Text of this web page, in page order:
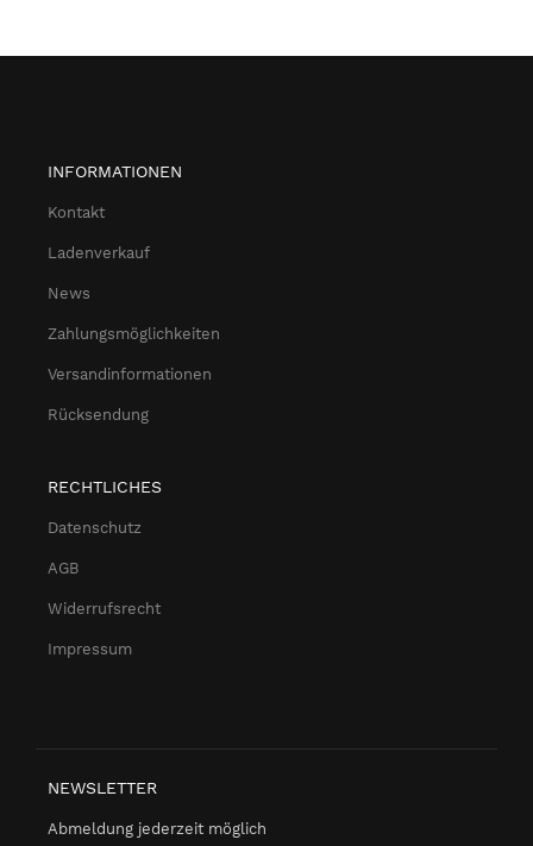
INFORMATIONEN
Kontakt
Ladenverkauf
News
Zahlungsmöglichkeiten
Versandinformationen
Rücksendung
RECHTLICHES
Datenschutz
AGB
Widerrufsrecht
Impressum
NEWSLETTER
Abmeldung jederzeit möglich